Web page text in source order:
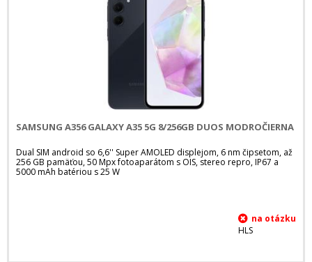
SAMSUNG A356 GALAXY A35 5G 8/256GB DUOS MODROČIERNA
Dual SIM android so 6,6'' Super AMOLED displejom, 6 nm čipsetom, až
256 GB pamäťou, 50 Mpx fotoaparátom s OIS, stereo repro, IP67 a
5000 mAh batériou s 25 W
HLS